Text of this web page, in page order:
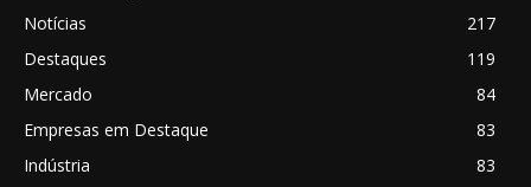
Notícias
217
Destaques
119
Mercado
84
Empresas em Destaque
83
Indústria
83